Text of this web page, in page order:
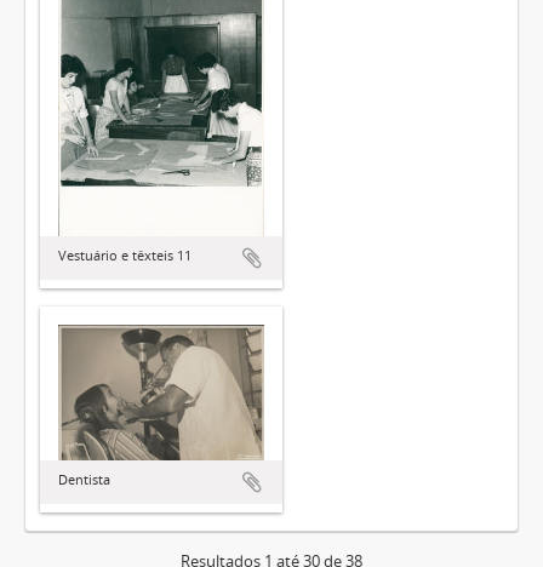
Vestuário e têxteis 11
Dentista
Resultados 1 até 30 de 38